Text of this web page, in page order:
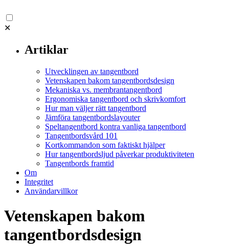
✕
Artiklar
Utvecklingen av tangentbord
Vetenskapen bakom tangentbordsdesign
Mekaniska vs. membrantangentbord
Ergonomiska tangentbord och skrivkomfort
Hur man väljer rätt tangentbord
Jämföra tangentbordslayouter
Speltangentbord kontra vanliga tangentbord
Tangentbordsvård 101
Kortkommandon som faktiskt hjälper
Hur tangentbordsljud påverkar produktiviteten
Tangentbords framtid
Om
Integritet
Användarvillkor
Vetenskapen bakom
tangentbordsdesign